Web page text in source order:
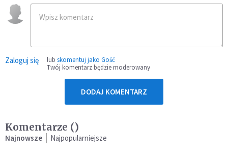
Zaloguj się lub skomentuj jako Gość
Twój komentarz będzie moderowany
DODAJ KOMENTARZ
Komentarze ()
Najnowsze Najpopularniejsze